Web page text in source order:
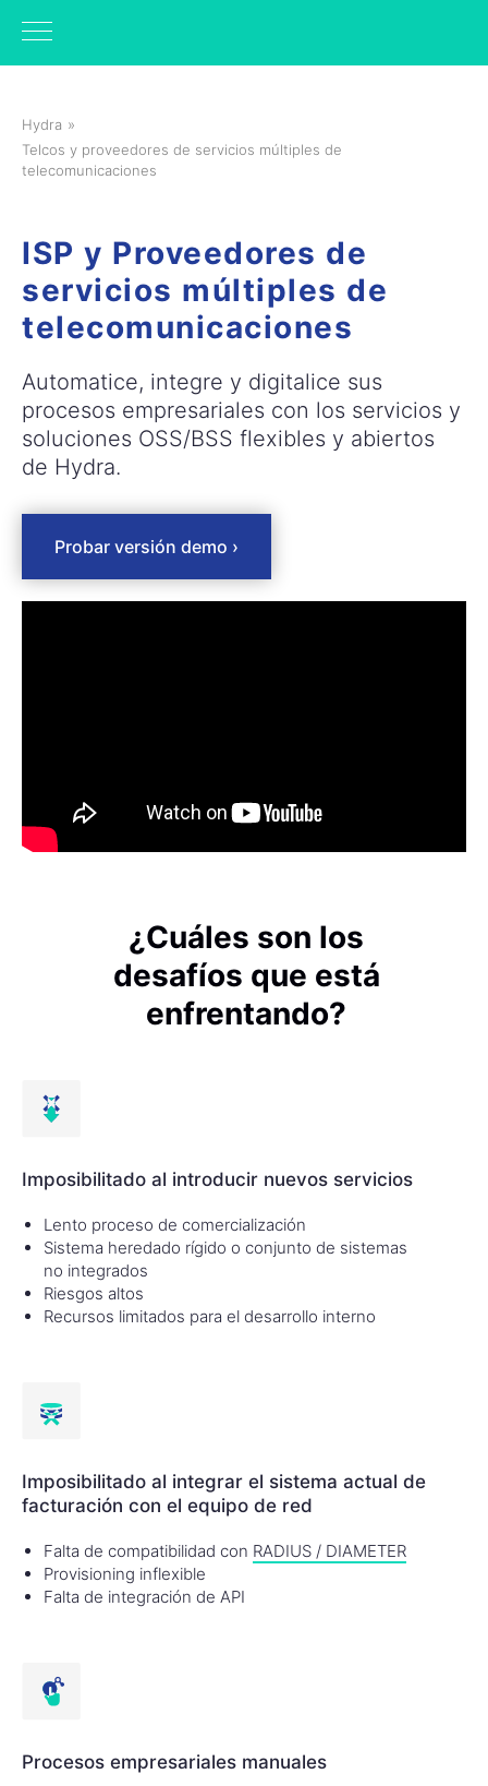
Hydra »
Telcos y proveedores de servicios múltiples de
telecomunicaciones
ISP y Proveedores de
servicios múltiples de
telecomunicaciones
Automatice, integre y digitalice sus
procesos empresariales con los servicios y
soluciones OSS/BSS flexibles y abiertos
de Hydra.
Probar versión demo ›
¿Cuáles son los
desafíos que está
enfrentando?
Imposibilitado al introducir nuevos servicios
Lento proceso de comercialización
Sistema heredado rígido o conjunto de sistemas
no integrados
Riesgos altos
Recursos limitados para el desarrollo interno
Imposibilitado al integrar el sistema actual de
facturación con el equipo de red
Falta de compatibilidad con RADIUS / DIAMETER
Provisioning inflexible
Falta de integración de API
Procesos empresariales manuales